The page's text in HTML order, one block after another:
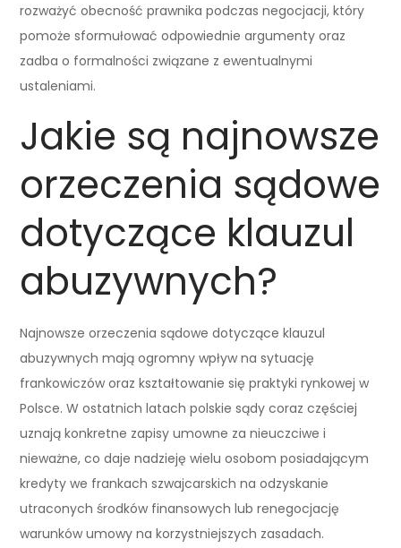
rozważyć obecność prawnika podczas negocjacji, który
pomoże sformułować odpowiednie argumenty oraz
zadba o formalności związane z ewentualnymi
ustaleniami.
Jakie są najnowsze
orzeczenia sądowe
dotyczące klauzul
abuzywnych?
Najnowsze orzeczenia sądowe dotyczące klauzul
abuzywnych mają ogromny wpływ na sytuację
frankowiczów oraz kształtowanie się praktyki rynkowej w
Polsce. W ostatnich latach polskie sądy coraz częściej
uznają konkretne zapisy umowne za nieuczciwe i
nieważne, co daje nadzieję wielu osobom posiadającym
kredyty we frankach szwajcarskich na odzyskanie
utraconych środków finansowych lub renegocjację
warunków umowy na korzystniejszych zasadach.